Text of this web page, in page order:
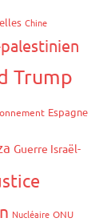
Chine
Trump
Espagne
Guerre Israël-
Nucléaire ONU